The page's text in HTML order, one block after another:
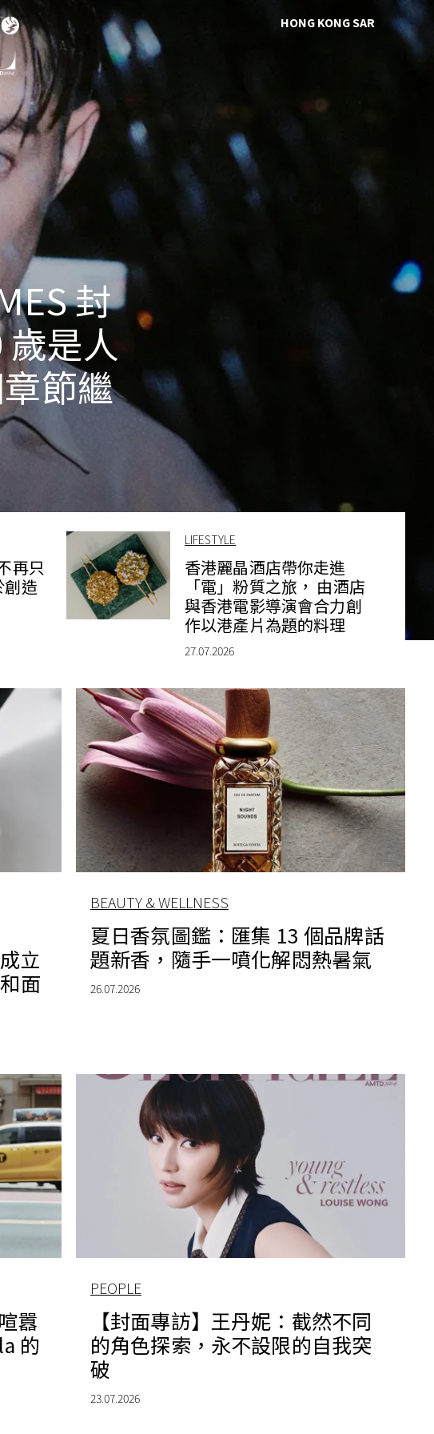
HONG KONG SAR
封
是人
節繼
再只
創造
LIFESTYLE
香港麗晶酒店帶你走進
「電」粉質之旅， 由酒店
與香港電影導演會合力創
作以港產片為題的料理
27.07.2026
立
面
BEAUTY & WELLNESS
夏日香氛圖鑑：匯集 13 個品牌話
題新香，隨手一噴化解悶熱暑氣
26.07.2026
囂
的
PEOPLE
【封面專訪】王丹妮：截然不同
的角色探索，永不設限的自我突
破
23.07.2026